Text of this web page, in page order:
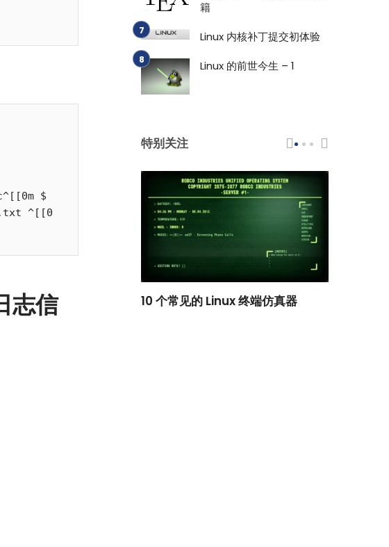
$
^[[0
志信
籍
Linux 内核补丁提交初体验
Linux 的前世今生 – 1
特别关注
布式事务 | Fescar 品牌
为 Seata
10 个常见的 Linux 终端仿真器